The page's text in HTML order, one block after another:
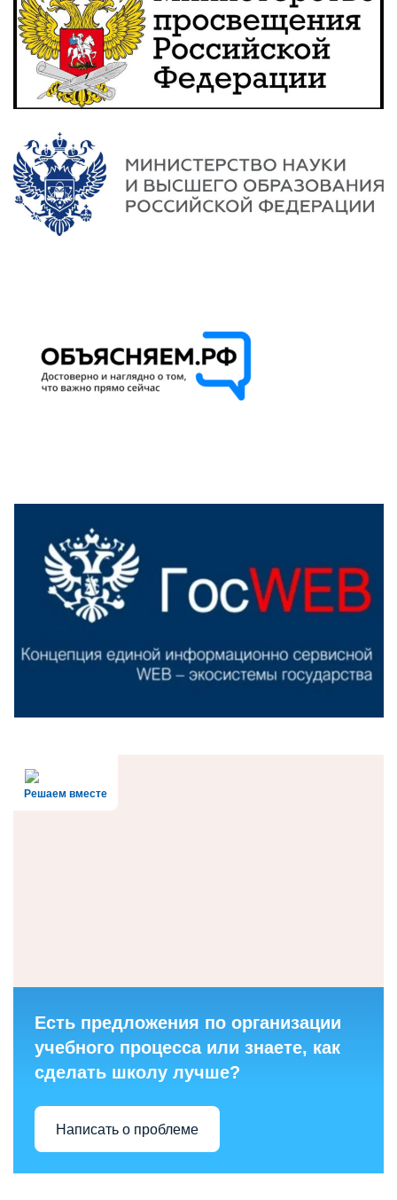
Решаем вместе
Есть предложения по организации
учебного процесса или знаете, как
сделать школу лучше?
Написать о проблеме